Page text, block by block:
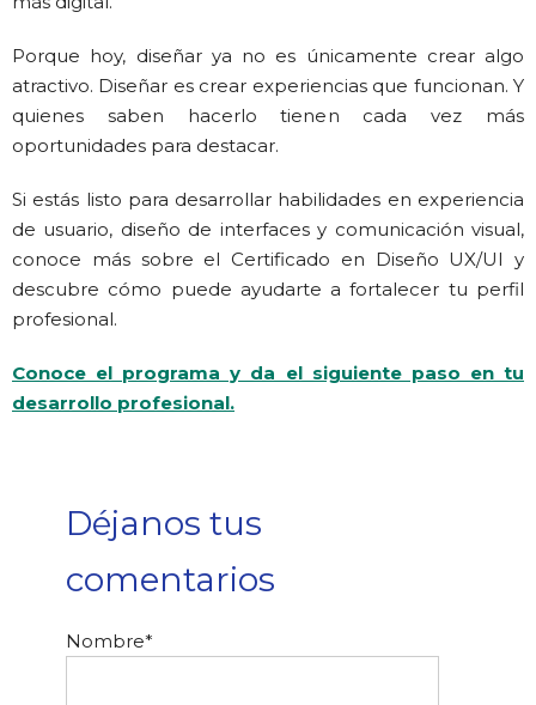
Porque hoy, diseñar ya no es únicamente crear algo
atractivo. Diseñar es crear experiencias que funcionan. Y
quienes saben hacerlo tienen cada vez más
oportunidades para destacar.
Si estás listo para desarrollar habilidades en experiencia
de usuario, diseño de interfaces y comunicación visual,
conoce más sobre el Certificado en Diseño UX/UI y
descubre cómo puede ayudarte a fortalecer tu perfil
profesional.
Conoce el programa y da el siguiente paso en tu
desarrollo profesional.
Déjanos tus
comentarios
Nombre*